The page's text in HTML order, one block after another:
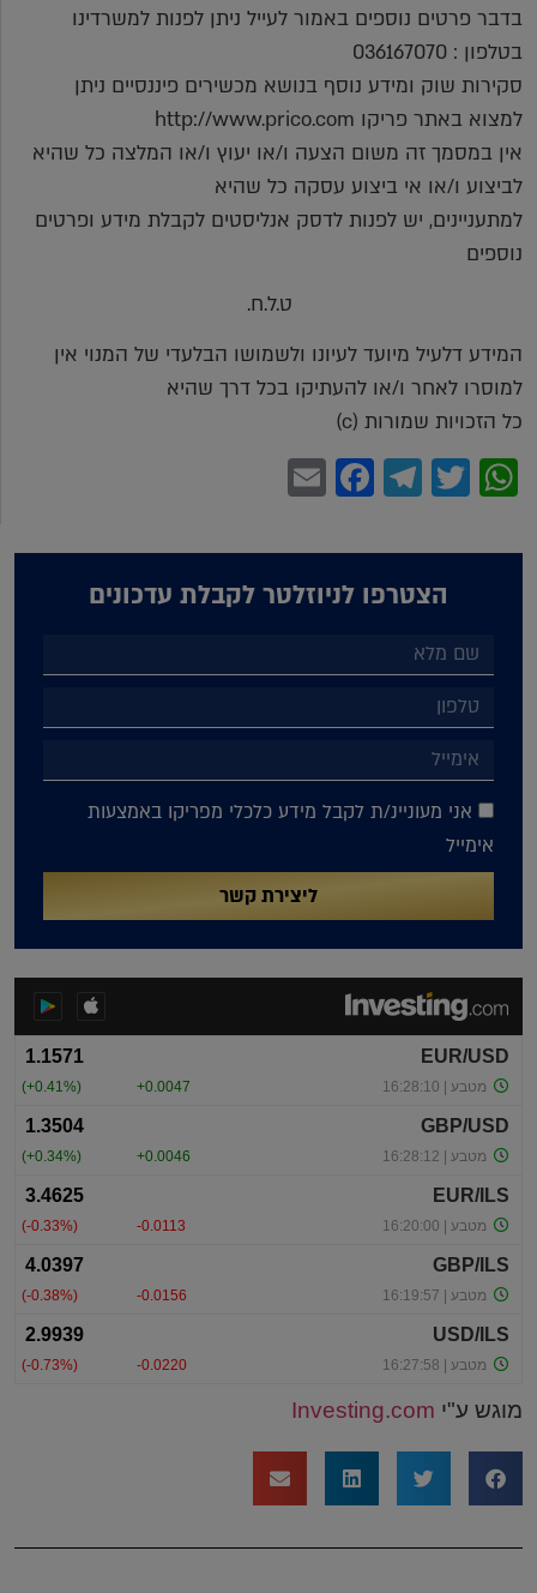
בדבר פרטים נוספים באמור לעייל ניתן לפנות למשרדינו
בטלפון : 036167070
סקירות שוק ומידע נוסף בנושא מכשירים פיננסיים ניתן
למצוא באתר פריקו http://www.prico.com
אין במסמך זה משום הצעה ו/או יעוץ ו/או המלצה כל שהיא
לביצוע ו/או אי ביצוע עסקה כל שהיא
למתעניינים, יש לפנות לדסק אנליסטים לקבלת מידע ופרטים
נוספים
ט.ל.ח.
המידע דלעיל מיועד לעיונו ולשמושו הבלעדי של המנוי אין
למוסרו לאחר ו/או להעתיקו בכל דרך שהיא
כל הזכויות שמורות (c)
WhatsApp
Twitter
Telegram
Facebook
הצטרפו לניוזלטר לקבלת עדכונים
אני מעוניינ/ת לקבל מידע כלכלי מפריקו באמצעות
אימייל
ליצירת קשר
מוגש ע"י Investing.com